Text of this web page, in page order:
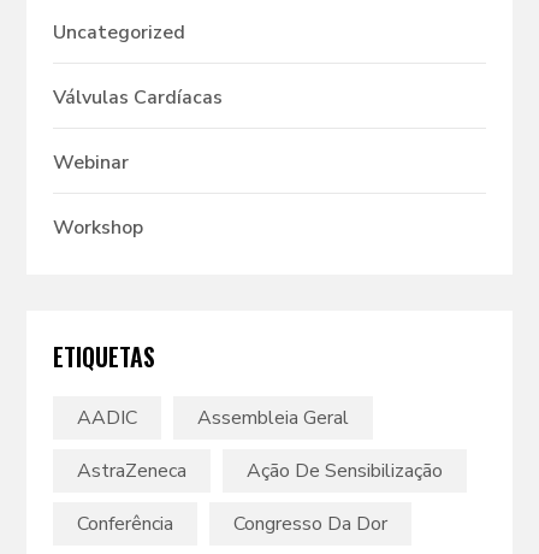
Uncategorized
Válvulas Cardíacas
Webinar
Workshop
ETIQUETAS
AADIC
Assembleia Geral
AstraZeneca
Ação De Sensibilização
Conferência
Congresso Da Dor